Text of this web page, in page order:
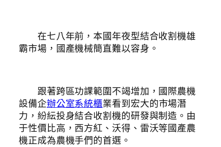
在七八年前，本國年夜型結合收割機雄
霸市場，國產機械簡直難以容身。
跟著跨區功課範圍不竭增加，國際農機
設備企辦公室系統櫃業看到宏大的市場潛
力，紛紜投身結合收割機的研發與制造。由
于性價比高，西方紅、沃得、雷沃等國產農
機正成為農機手們的首選。